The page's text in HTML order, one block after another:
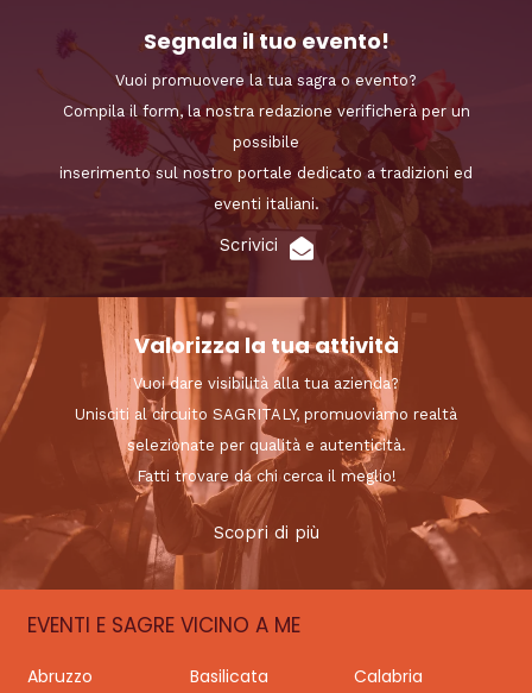
Segnala il tuo evento!
Vuoi promuovere la tua sagra o evento?
Compila il form, la nostra redazione verificherà per un
possibile
inserimento sul nostro portale dedicato a tradizioni ed
eventi italiani.
Scrivici
Valorizza la tua attività
Vuoi dare visibilità alla tua azienda?
Unisciti al circuito SAGRITALY, promuoviamo realtà
selezionate per qualità e autenticità.
Fatti trovare da chi cerca il meglio!
Scopri di più
EVENTI E SAGRE VICINO A ME
Abruzzo Basilicata
Calabria